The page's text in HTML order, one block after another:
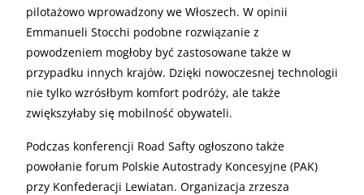
pilotażowo wprowadzony we Włoszech. W opinii
Emmanueli Stocchi podobne rozwiązanie z
powodzeniem mogłoby być zastosowane także w
przypadku innych krajów. Dzięki nowoczesnej technologii
nie tylko wzrósłbym komfort podróży, ale także
zwiększyłaby się mobilność obywateli.
Podczas konferencji Road Safty ogłoszono także
powołanie forum Polskie Autostrady Koncesyjne (PAK)
przy Konfederacji Lewiatan. Organizacja zrzesza